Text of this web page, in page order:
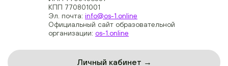
КПП 770801001
Эл. почта: info@os-1.online
Официальный сайт образовательной
организации: os-1.online
Личный кабинет →